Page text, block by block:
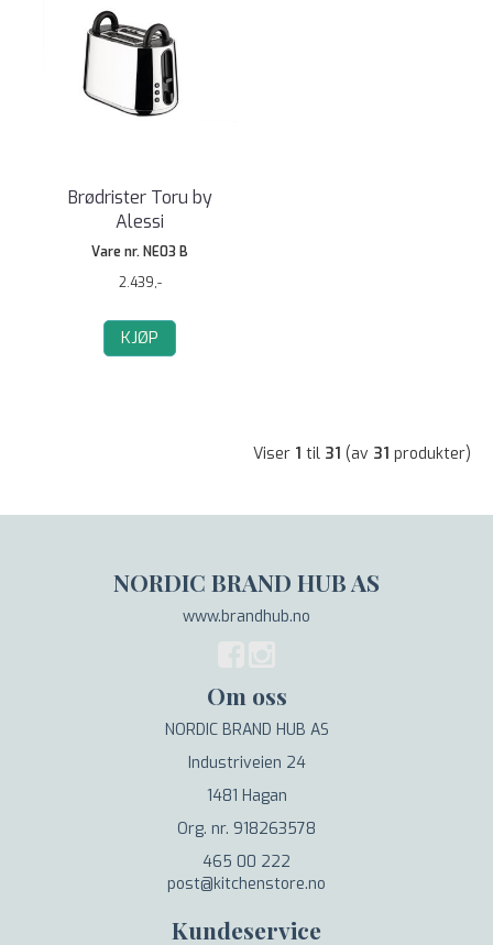
Brødrister Toru by
Alessi
Vare nr. NE03 B
2.439,-
KJØP
Viser 1 til 31 (av 31 produkter)
NORDIC BRAND HUB AS
www.brandhub.no
Om oss
NORDIC BRAND HUB AS
Industriveien 24
1481 Hagan
Org. nr. 918263578
465 00 222
post@kitchenstore.no
Kundeservice